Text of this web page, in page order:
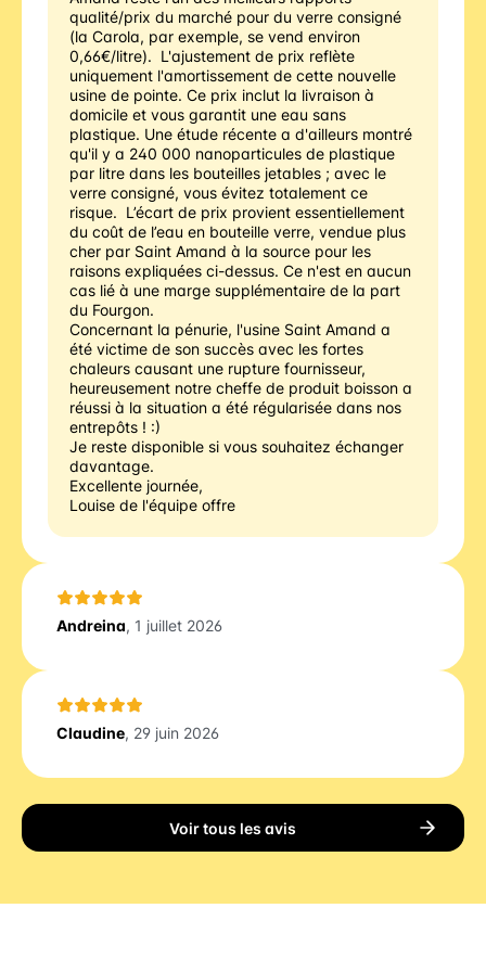
qualité/prix du marché pour du verre consigné
(la Carola, par exemple, se vend environ
0,66€/litre).  L'ajustement de prix reflète
uniquement l'amortissement de cette nouvelle
usine de pointe. Ce prix inclut la livraison à
domicile et vous garantit une eau sans
plastique. Une étude récente a d'ailleurs montré
qu'il y a 240 000 nanoparticules de plastique
par litre dans les bouteilles jetables ; avec le
verre consigné, vous évitez totalement ce
risque.  L’écart de prix provient essentiellement
du coût de l’eau en bouteille verre, vendue plus
cher par Saint Amand à la source pour les
raisons expliquées ci-dessus. Ce n'est en aucun
cas lié à une marge supplémentaire de la part
du Fourgon.
Concernant la pénurie, l'usine Saint Amand a
été victime de son succès avec les fortes
chaleurs causant une rupture fournisseur,
heureusement notre cheffe de produit boisson a
réussi à la situation a été régularisée dans nos
entrepôts ! :)
Je reste disponible si vous souhaitez échanger
davantage.
Excellente journée,
Louise de l'équipe offre
Andreina, 1 juillet 2026
Claudine, 29 juin 2026
Voir tous les avis